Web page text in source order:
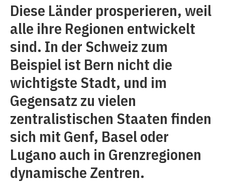
Diese Länder prosperieren, weil
alle ihre Regionen entwickelt
sind. In der Schweiz zum
Beispiel ist Bern nicht die
wichtigste Stadt, und im
Gegensatz zu vielen
zentralistischen Staaten finden
sich mit Genf, Basel oder
Lugano auch in Grenzregionen
dynamische Zentren.